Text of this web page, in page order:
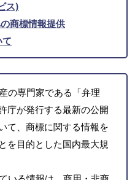
ス)
商標情報提供
の専門家である「弁理
庁が発行する最新の公開
て、商標に関する情報を
を目的とした国内最大規